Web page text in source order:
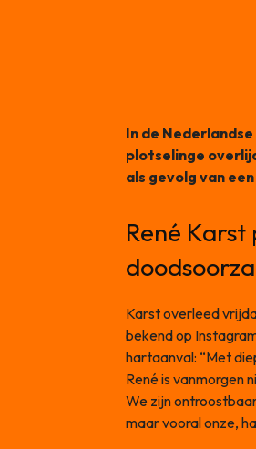
In de
plotselinge
als gevolg van
René
Karst overleed
bekend op
hartaanval: “Met
René is vanmorgen
We zijn
maar vooral onze,